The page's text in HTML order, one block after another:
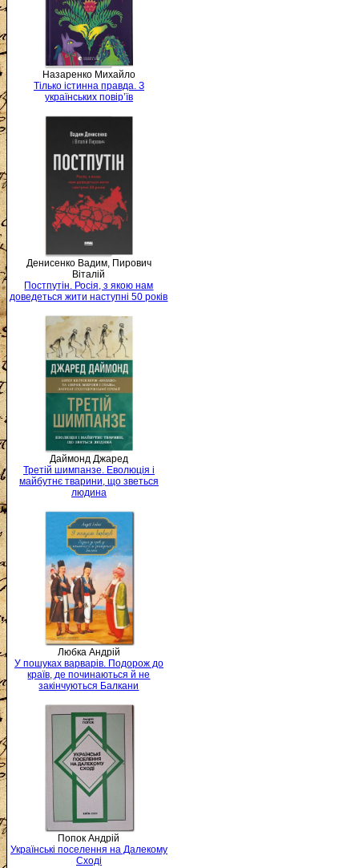
Назаренко Михайло
Тілько істинна правда. З
українських повір’їв
Денисенко Вадим, Пирович
Віталій
Постпутін. Росія, з якою нам
доведеться жити наступні 50 років
Даймонд Джаред
Третій шимпанзе. Еволюція і
майбутнє тварини, що зветься
людина
Любка Андрій
У пошуках варварів. Подорож до
країв, де починаються й не
закінчуються Балкани
Попок Андрій
Українські поселення на Далекому
Сході